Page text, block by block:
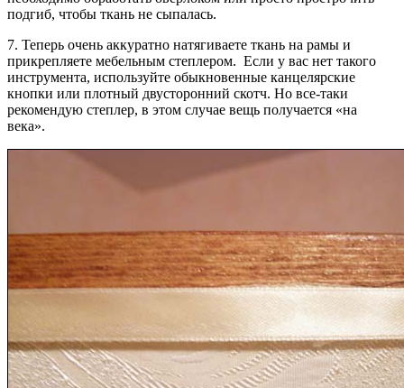
подгиб, чтобы ткань не сыпалась.
7. Теперь очень аккуратно натягиваете ткань на рамы и
прикрепляете мебельным степлером. Если у вас нет такого
инструмента, используйте обыкновенные канцелярские
кнопки или плотный двусторонний скотч. Но все-таки
рекомендую степлер, в этом случае вещь получается «на
века».